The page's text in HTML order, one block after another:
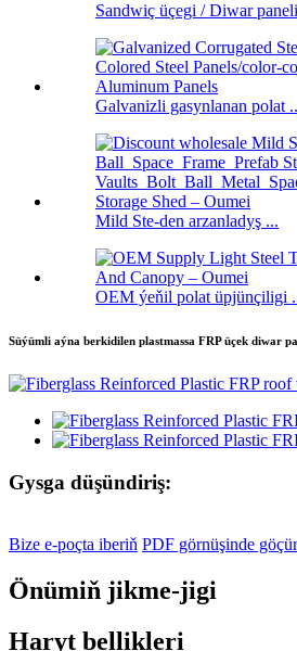
Sandwiç üçegi / Diwar
Galvanizli gasynlanan polat
Mild Ste-den arzanladyş ...
OEM ýeňil polat üpjünçiligi
Süýümli aýna berkidilen plastmassa FRP üçek diwar
Gysga düşündiriş:
Bize e-poçta iberiň PDF görnüşinde
Önümiň jikme-jigi
Haryt bellikleri